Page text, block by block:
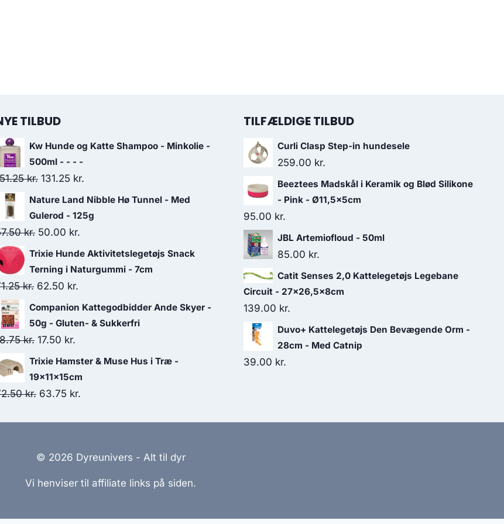
TILBUD
Kw Hunde og Katte Shampoo - Minkolie -
500ml - - - -
kr. Den
oprindelige
pris
var:
151.25 kr..
131.25 kr.
aktuelle
pris
131.25 kr..
Nature Land Nibble Hø Tunnel - Med
Gulerod - 125g
kr. Den
oprindelige
pris
var:
57.50 kr..
50.00 kr.
aktuelle
pris
50.00 kr..
Trixie Hunde Aktivitetslegetøjs Snack
Terning i Naturgummi - 7cm
kr. Den
oprindelige
pris
var:
71.25 kr..
62.50 kr.
aktuelle
pris
62.50 kr..
Companion Kattegodbidder Ande Skyer -
50g - Gluten- & Sukkerfri
kr. Den
oprindelige
pris
var:
17.50 kr.
aktuelle
pris
er:
Trixie Hamster & Muse Hus i Træ -
19x11x15cm
kr. Den
72.50 kr..
63.75 kr.
63.75 kr..
TILFÆLDIGE TILBUD
Curli Clasp Step-in hundesele
259.00 kr.
Beeztees Madskål i Keramik og Blød Silikone
- Pink - Ø11,5x5cm
95.00 kr.
JBL Artemiofloud - 50ml
85.00 kr.
Catit Senses 2,0 Kattelegetøjs Legebane
Circuit - 27x26,5x8cm
139.00 kr.
Duvo+ Kattelegetøjs Den Bevægende Orm -
28cm - Med Catnip
39.00 kr.
© 2026 Dyreunivers - Alt til dyr
Vi henviser til affiliate links på siden.